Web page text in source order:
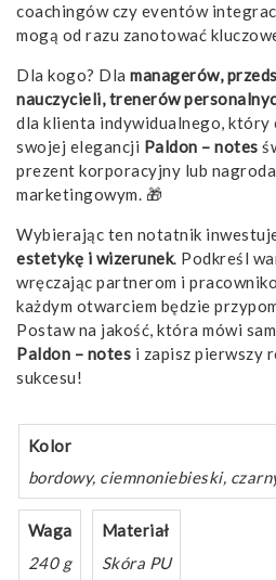
coachingów czy eventów
mogą od razu zanotować
Dla kogo? Dla managerów,
nauczycieli, trenerów
dla klienta indywidualnego, który
swojej elegancji Paldon – notes
prezent korporacyjny lub
marketingowym. 🎁
Wybierając ten notatnik
estetykę i wizerunek. Podkreśl
wręczając partnerom i
każdym otwarciem będzie
Postaw na jakość, która mówi
Paldon – notes i zapisz pierwszy
sukcesu!
Kolor
bordowy, ciemnoniebieski,
Waga
240 g
Materiał
Skóra PU